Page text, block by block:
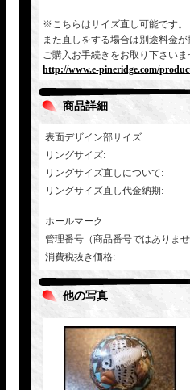
※こちらはサイズ直し可能です
また直しをする場合は別途料金
ご購入お手続きをお取り下さいま
http://www.e-pineridge.com/
商品詳細
表面デザイン部サイズ:
リングサイズ:
リングサイズ直しについて:
リングサイズ直し代金納期:
ホールマーク :
管理番号（商品番号ではありま
消費税抜き価格:
他の写真